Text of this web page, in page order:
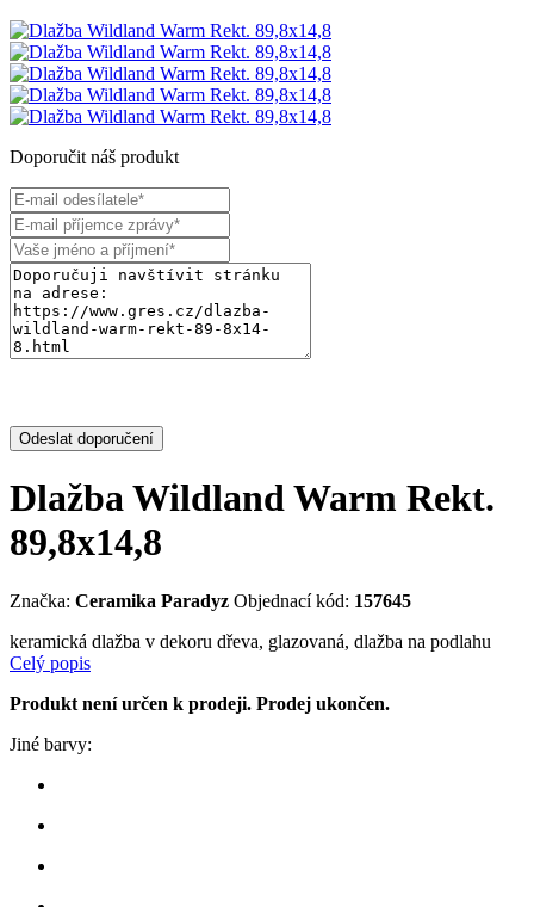
Doporučit náš produkt
Odeslat doporučení
Dlažba Wildland Warm Rekt.
89,8x14,8
Značka: Ceramika Paradyz Objednací kód: 157645
keramická dlažba v dekoru dřeva, glazovaná, dlažba na podlahu
Celý popis
Produkt není určen k prodeji. Prodej ukončen.
Jiné barvy: